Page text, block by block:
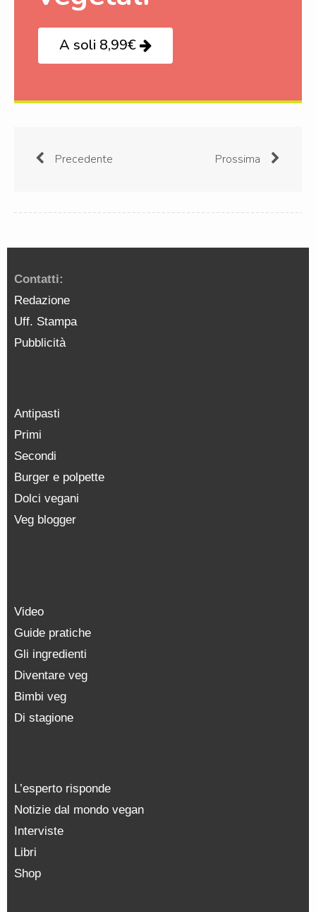
A soli 8,99€
Precedente Prossima
Contatti:
Redazione
Uff. Stampa
Pubblicità
Antipasti
Primi
Secondi
Burger e polpette
Dolci vegani
Veg blogger
Video
Guide pratiche
Gli ingredienti
Diventare veg
Bimbi veg
Di stagione
L’esperto risponde
Notizie dal mondo vegan
Interviste
Libri
Shop